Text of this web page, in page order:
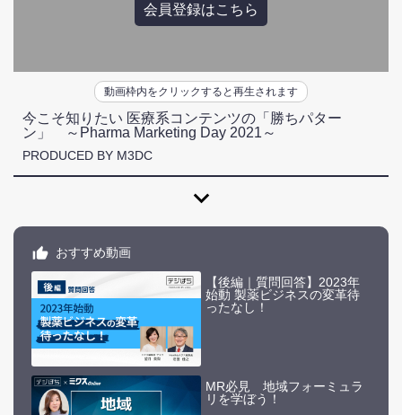
会員登録はこちら
動画枠内をクリックすると再生されます
今こそ知りたい 医療系コンテンツの「勝ちパター
ン」 ～Pharma Marketing Day 2021～
PRODUCED BY M3DC
expand_more
おすすめ動画
【後編｜質問回答】2023年
始動 製薬ビジネスの変革待
ったなし！
MR必見 地域フォーミュラ
リを学ぼう！